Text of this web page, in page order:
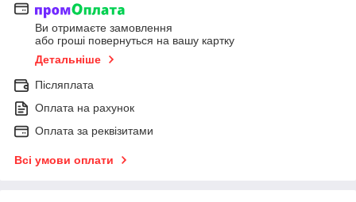
Ви отримаєте замовлення
або гроші повернуться на вашу картку
Детальніше
Післяплата
Оплата на рахунок
Оплата за реквізитами
Всі умови оплати